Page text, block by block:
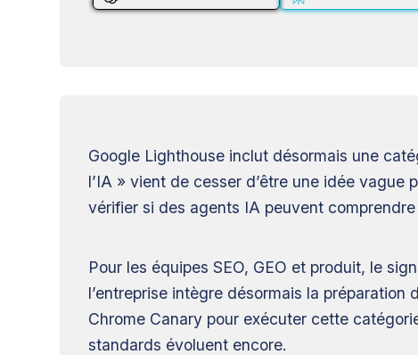
Google Lighthouse inclut désormais une
l’IA » vient de cesser d’être une idée
vérifier si des agents IA peuvent
Pour les équipes SEO, GEO et produit, le
l’entreprise intègre désormais la
Chrome Canary pour exécuter cette
standards évoluent encore.